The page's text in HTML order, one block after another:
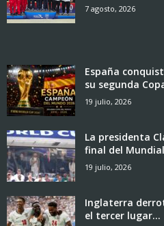
7 agosto, 2026
España
su segunda
19 julio, 2026
La presidenta
final del
19 julio, 2026
Inglaterra
el tercer lugar...